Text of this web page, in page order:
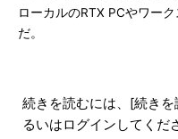
ローカルのRTX PCやワー
だ。
続きを読むには、[続き
るいはログインしてくだ